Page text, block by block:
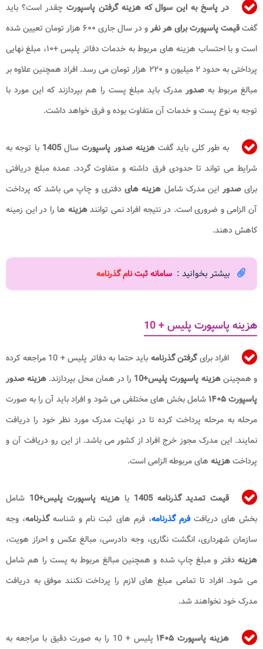
در پاسخ به این سوال که هزینه گرفتن پاسپورتچقدر است؟ باید
گفتقیمت پاسپورت برای هر نفر
و در سال جاری ۶۰۰ هزار تومان تعیین شده
است و با احتساب هزینه‌ های مربوط به خدمات دفاتر پلیس +۱۰، مبلغ نهایی
پرداختی به حدود ۲ میلیون و ۲۲۰ هزار تومان می‌ رسد. افراد همچنین علاوه بر
مبالغ مربوط به صدورمدرک باید مبلغ پست را هم بپردازند که این مورد با
توجه به نوع پست و خدمات آن متفاوت بوده و فرق خواهد داشت.
به طور کلی باید گفتهزینه صدور پاسپورت سال1405 با توجه به
شرایط می تواند تا حدودی فرق داشته و متفاوت گردد. عمده مبلغ دریافتی
برایصدوراین مدرک شامل هزینه هایدفتری و چاپ می باشد که پرداخت
آن الزامی و ضروری است. در نتیجه افراد نمی توانندهزینه ها را در این زمینه
کاهش دهند.
بیشتر بخوانید : سامانه ثبت نام گذرنامه
هزینه پاسپورت پلیس + 10
افراد برایگرفتن گذرنامه
باید حتما به دفاتر پلیس + 10 مراجعه کرده
و همچیننهزینه پاسپورت پلیس+10 را در همان محل بپردازند. هزینه صدور
پاسپورت۱۴۰۵ شامل بخش های مختلفی می شود و افراد باید آن را به صورت
مرحله به مرحله پرداخت کرده تا در نهایت مدرک مورد نظر خود را دریافت
نمایند. این مدرک مجوز خرج افراد از کشور می باشد. از این رو دریافت آن و
پرداختهزینه های مربوطه الزامی است.
قیمت تمدید گذرنامه 1405 یاهزینه پاسپورت پلیس+10
شامل
بخش های دریافتفرم گذرنامه، فرم های ثبت نام و شناسهگذرنامه، وجه
سازمان شهرداری، انگشت نگاری، وجه دادرسی، مبالغ عکس و احراز هویت،
هزینه دفتر و مبلغ چاپ شده و همچنین مبالغ مربوط به پست را هم شامل
می شود. افراد تا تمامی مبلغ های لازم را پرداخت نکنند موفق به دریافت
مدرک خود نخواهند شد.
هزینه پاسپورت ۱۴۰۵
پلیس + 10 را به صورت دقیق با مراجعه به